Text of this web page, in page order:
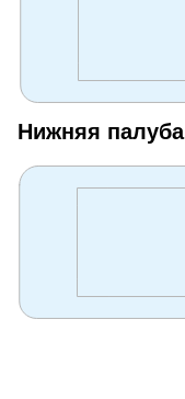
Нижняя палуба